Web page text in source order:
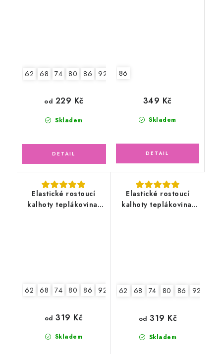
62 68 74 80 86 92 98
Skladem
od 229 Kč
86
Skladem
349 Kč
Elastické rostoucí
kalhoty teplákovina,
62 68 74 80 86 92 98
Skladem
od 319 Kč
Elastické rostoucí
kalhoty teplákovina,
62 68 74 80 86 92
Skladem
od 319 Kč